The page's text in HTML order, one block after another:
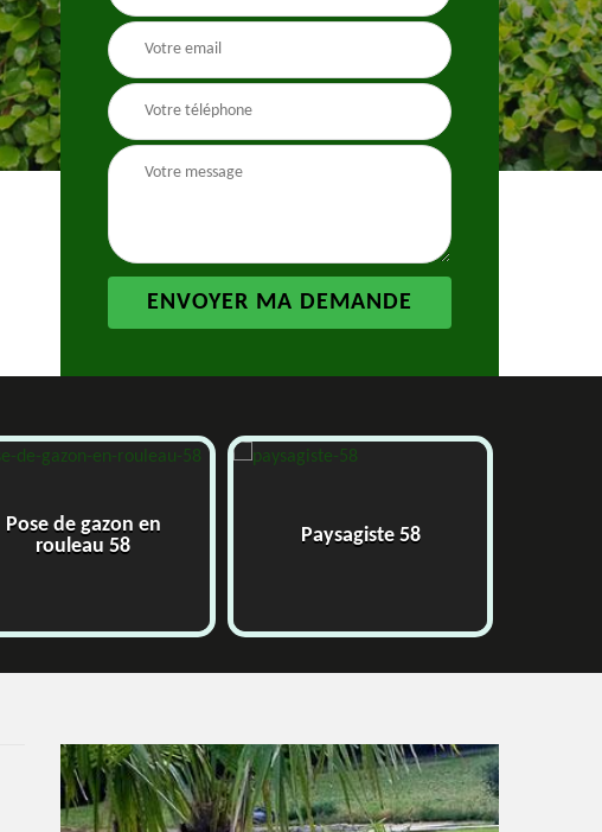
Pose de gazon en
rouleau 58
Paysagiste 58